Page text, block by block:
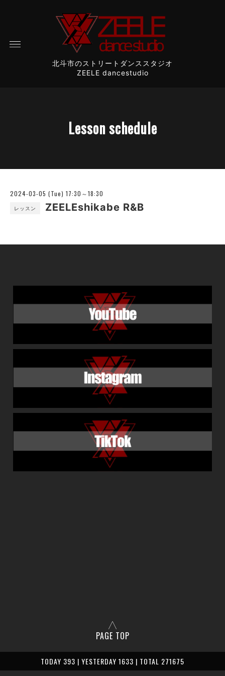
北斗市のストリートダンススタジオ
ZEELE dancestudio
Lesson schedule
2024-03-05 (Tue) 17:30～18:30
レッスン ZEELEshikabe R&B
PAGE TOP
TODAY 393 | YESTERDAY 1633 | TOTAL 271675